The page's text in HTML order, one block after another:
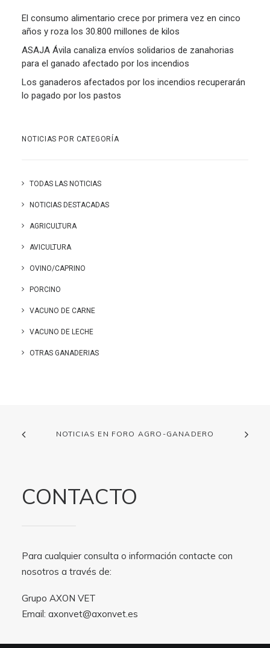
El consumo alimentario crece por primera vez en cinco
años y roza los 30.800 millones de kilos
ASAJA Ávila canaliza envíos solidarios de zanahorias
para el ganado afectado por los incendios
Los ganaderos afectados por los incendios recuperarán
lo pagado por los pastos
NOTICIAS POR CATEGORÍA
TODAS LAS NOTICIAS
NOTICIAS DESTACADAS
AGRICULTURA
AVICULTURA
OVINO/CAPRINO
PORCINO
VACUNO DE CARNE
VACUNO DE LECHE
OTRAS GANADERIAS
NOTICIAS EN FORO AGRO-GANADERO
CONTACTO
Para cualquier consulta o información contacte con
nosotros a través de:
Grupo AXON VET
Email: axonvet@axonvet.es